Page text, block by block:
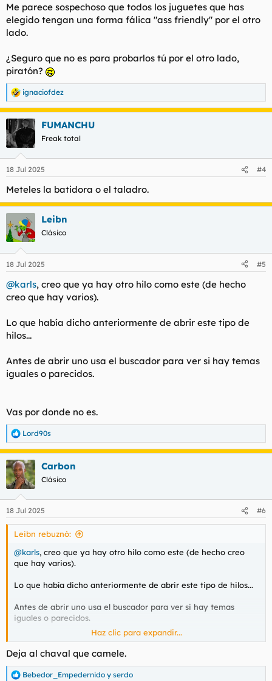
:
Me parece sospechoso que todos los juguetes que has
elegido tengan una forma fálica "ass friendly" por el otro
lado.
¿Seguro que no es para probarlos tú por el otro lado,
piratón?
R
e
a
c
c
i
e
:
ignaciofdez
FUMANCHU
Freak total
18 Jul 2025 #4
Meteles la batidora o el taladro.
Leibn
Clásico
18 Jul 2025 #5
@karls, creo que ya hay otro hilo como este (de hecho
creo que hay varios).
Lo que había dicho anteriormente de abrir este tipo de
hilos...
Antes de abrir uno usa el buscador para ver si hay temas
iguales o parecidos.
Vas por donde no es.
R
e
a
c
c
i
e
s
Lord90s
Carbon
Clásico
18 Jul 2025 #6
Leibn rebuznó:
@karls, creo que ya hay otro hilo como este (de hecho creo
que hay varios).
Lo que había dicho anteriormente de abrir este tipo de hilos...
Antes de abrir uno usa el buscador para ver si hay temas
iguales o parecidos.
Vas por donde no es.
Haz clic para expandir...
Deja al chaval que camele.
R Bebedor_Empedernido y serdo